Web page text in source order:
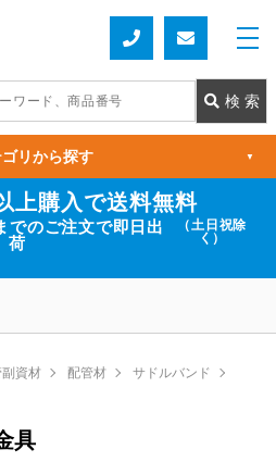
上購入で送料無料
でのご注文で即日出
荷
（土日祝除
く）
リから探す ▼
副資材 配管材
サドルバンド
具